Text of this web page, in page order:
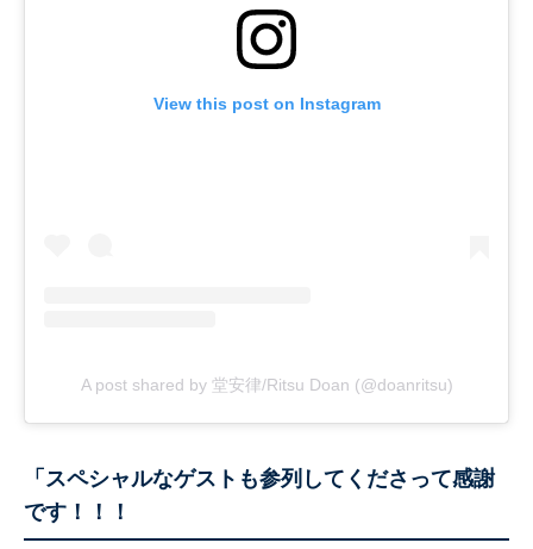
View this post on Instagram
A post shared by 堂安律/Ritsu Doan (@doanritsu)
「スペシャルなゲストも参列してくださって感謝
です！！！